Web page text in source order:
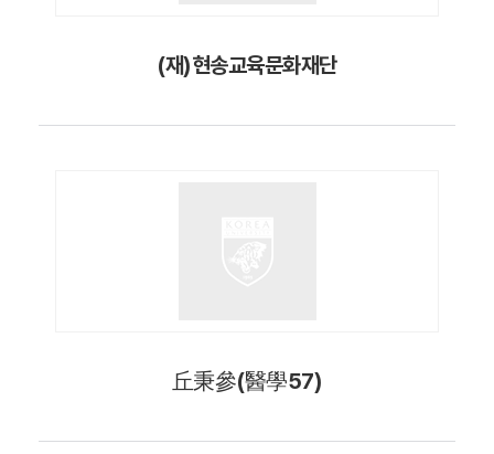
(재)현송교육문화재단
丘秉參(醫學57)